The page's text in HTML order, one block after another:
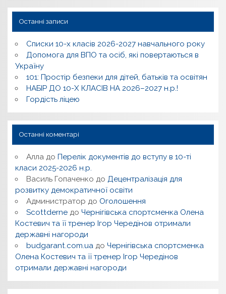
Останні записи
Списки 10-х класів 2026-2027 навчального року
Допомога для ВПО та осіб, які повертаються в
Україну
101: Простір безпеки для дітей, батьків та освітян
НАБІР ДО 10-Х КЛАСІВ НА 2026–2027 н.р.!
Гордість ліцею
Останні коментарі
Алладо Перелік документів до вступу в 10-ті
класи 2025-2026 н.р.
Василь Гопаченко до Децентралізація для
розвитку демократичної освіти
Администратор до Оголошення
Scottderneдо Чернігівська спортсменка Олена
Костевич та її тренер Ігор Чередінов отримали
державні нагороди
budgarant.com.uaдо Чернігівська спортсменка
Олена Костевич та її тренер Ігор Чередінов
отримали державні нагороди